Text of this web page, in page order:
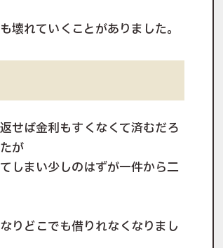
壊れていくことがありました。
せば金利もすくなくて済むだろ
が
しまい少しのはずが一件から二
りどこでも借りれなくなりまし